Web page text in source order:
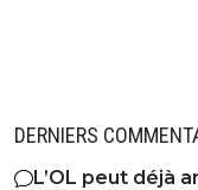
DERNIERS
L’OL peut déjà